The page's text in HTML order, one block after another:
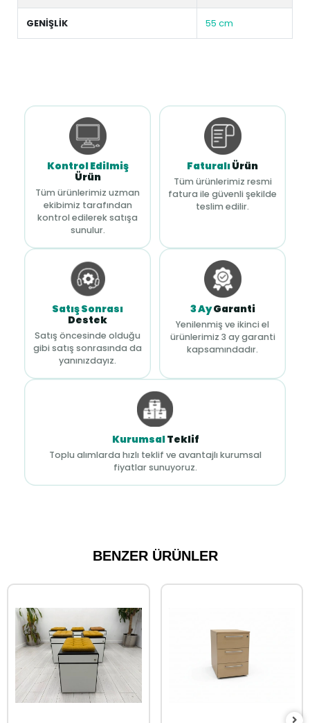
GENİŞLİK 55 cm
Kontrol Edilmiş
Ürün
Tüm ürünlerimiz uzman
ekibimiz tarafından
kontrol edilerek satışa
sunulur.
FaturalıÜrün
Tüm ürünlerimiz resmi
fatura ile güvenli şekilde
teslim edilir.
Satış Sonrası
Destek
Satış öncesinde olduğu
gibi satış sonrasında da
yanınızdayız.
3 AyGaranti
Yenilenmiş ve ikinci el
ürünlerimiz 3 ay garanti
kapsamındadır.
KurumsalTeklif
Toplu alımlarda hızlı teklif ve avantajlı kurumsal
fiyatlar sunuyoruz.
BENZER ÜRÜNLER